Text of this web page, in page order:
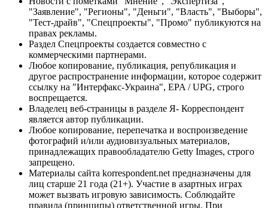
"Заявление", "Регионы", "Деньги", "Власть", "Выборы",
"Тест-драйв", "Спецпроекты", "Промо" публикуются на
правах рекламы.
Раздел Спецпроекты создается совместно с
коммерческими партнерами.
Любое копирование, публикация, републикация и
другое распространение информации, которое содержит
ссылку на "Интерфакс-Украина", EPA / UPG, строго
воспрещается.
Владелец веб-страницы в разделе Я- Корреспондент
является автор публикации.
Любое копирование, перепечатка и воспроизведение
фотографий и/или аудиовизуальных материалов,
принадлежащих правообладателю Getty Images, строго
запрещено.
Материалы сайта korrespondent.net предназначены для
лиц старше 21 года (21+). Участие в азартных играх
может вызвать игровую зависимость. Соблюдайте
правила (принципы) ответственной игры. При